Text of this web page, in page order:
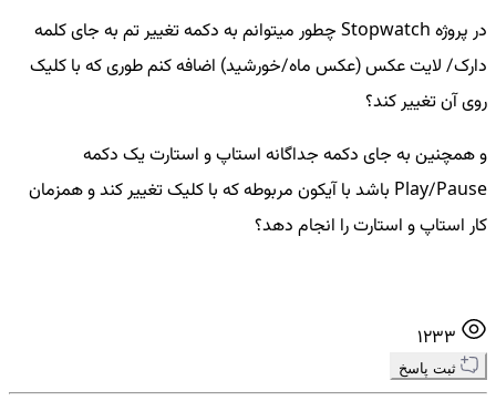
در پروژه Stopwatch چطور میتوانم به دکمه تغییر تم به جای کلمه
دارک/ لایت عکس (عکس ماه/خورشید) اضافه کنم طوری که با کلیک
روی آن تغییر کند؟
و همچنین به جای دکمه جداگانه استاپ و استارت یک دکمه
Play/Pause باشد با آیکون مربوطه که با کلیک تغییر کند و همزمان
کار استاپ و استارت را انجام دهد؟
ثبت پاسخ